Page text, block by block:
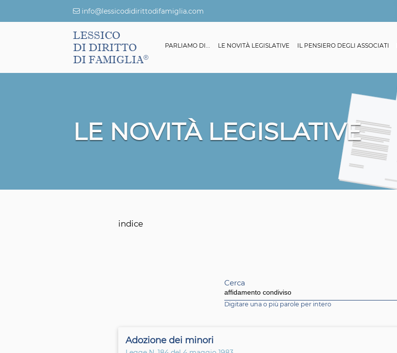
info@lessicodidirittodifamiglia.com
LESSICO
DI DIRITTO
DI FAMIGLIA
DI DIRITTO DI FAMIGLIA GIURISPRUDENZA PARLIAMO DI... LE NOVITÀ LEGISLATIVE IL PENSIERO DEGLI ASSOCIATI
LE NOVITÀ LEGISLATIVE
indice
Cerca
Digitare una o più parole per intero
Adozione dei minori